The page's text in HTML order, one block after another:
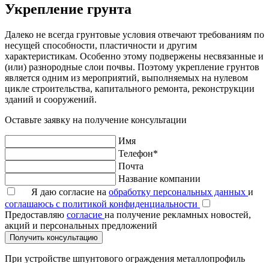
Укрепление грунта
Далеко не всегда грунтовые условия отвечают требованиям по
несущей способности, пластичности и другим
характеристикам. Особенно этому подвержены несвязанные и
(или) разнородные слои почвы. Поэтому укрепление грунтов
является одним из мероприятий, выполняемых на нулевом
цикле строительства, капитального ремонта, реконструкции
зданий и сооружений.
Оставьте заявку на получение консультации
Имя
Телефон*
Почта
Название компании
Я даю согласие на обработку персональных данных и
соглашаюсь с политикой конфиденциальности
Предоставляю согласие на получение рекламных новостей,
акций и персональных предложений
Получить консультацию
При устройстве шпунтового ограждения металлопрофиль